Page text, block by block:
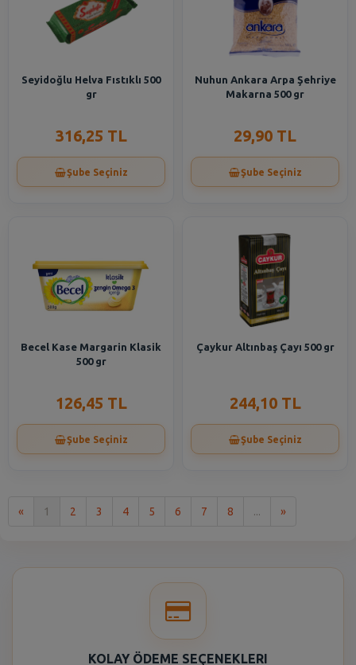
Seyidoğlu Helva Fıstıklı 500
gr
316,25 TL
Şube Seçiniz
Nuhun Ankara Arpa Şehriye
Makarna 500 gr
29,90 TL
Şube Seçiniz
Becel Kase Margarin Klasik
500 gr
126,45 TL
Şube Seçiniz
Çaykur Altınbaş Çayı 500 gr
244,10 TL
Şube Seçiniz
« 1 2 3 4 5 6 7 8 ... »Son
KOLAY ÖDEME SEÇENEKLERI